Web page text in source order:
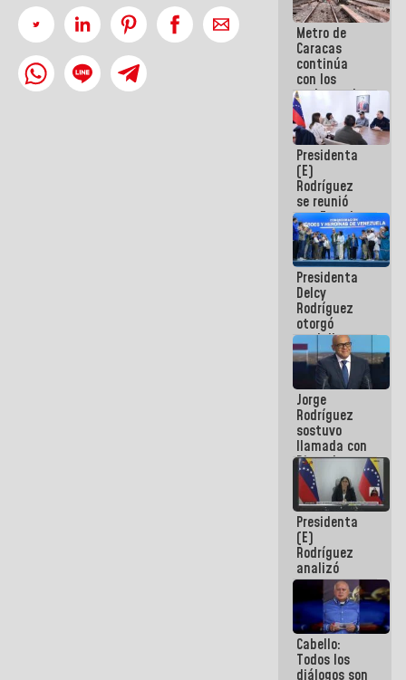
Metro de
Caracas
continúa
con los
trabajos de
mantenimiento
e inspección
en la Línea 2
Presidenta
(E)
Rodríguez
se reunió
con Estado
Mayor
Eléctrico
para
abordar
planes de
acción
Presidenta
Delcy
Rodríguez
otorgó
medalla
"Héroe de
Venezuela"
a servidores
públicos
Jorge
Rodríguez
sostuvo
llamada con
Dinorah
Figuera y
acuerdan
primer
encuentro
presencial
para el
diálogo
Presidenta
(E)
Rodríguez
analizó
junto a
gobernadores
planes de
recuperación
del Sistema
Eléctrico
Cabello:
Todos los
diálogos son